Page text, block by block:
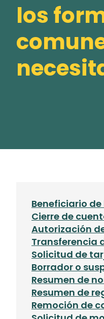
los
Beneficiario
Cierre de
Autorización
Transferencia
Solicitud de
Borrador o
Resumen de
Resumen de
Remoción de